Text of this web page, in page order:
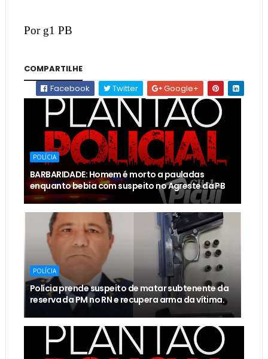
Por g1 PB
COMPARTILHE
Facebook
Twitter Google+
POLÍCIA
BARBARIDADE: Homem é morto a pauladas
enquanto bebia com suspeito no Agreste da PB
POLÍCIA
Polícia prende suspeito de matar subtenente da
reserva da PM no RN e recupera arma da vítima.